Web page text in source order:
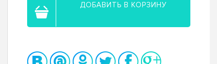
ДОБАВИТЬ В КОРЗИНУ